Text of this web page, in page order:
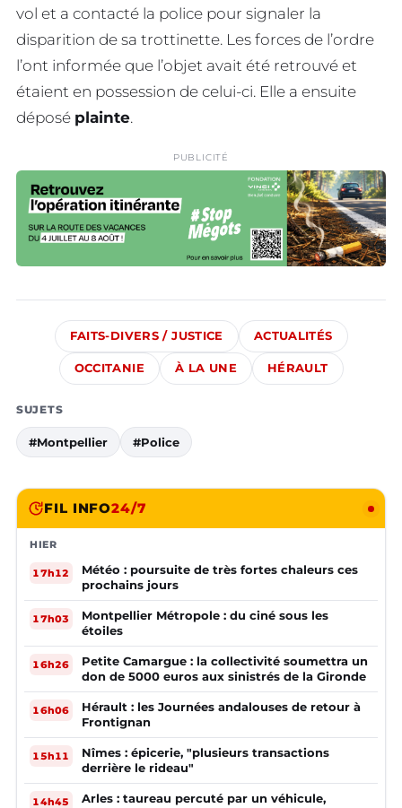
vol et a contacté la police pour signaler la
disparition de sa trottinette. Les forces de l’ordre
l’ont informée que l’objet avait été retrouvé et
étaient en possession de celui-ci. Elle a ensuite
déposé plainte.
PUBLICITÉ
FAITS-DIVERS / JUSTICE ACTUALITÉS
OCCITANIE À LA UNE HÉRAULT
SUJETS
#Montpellier #Police
FIL INFO24/7
HIER
17h12
Météo : poursuite de très fortes chaleurs ces
prochains jours
17h03
Montpellier Métropole : du ciné sous les
étoiles
16h26
Petite Camargue : la collectivité soumettra un
don de 5000 euros aux sinistrés de la Gironde
16h06
Hérault : les Journées andalouses de retour à
Frontignan
15h11
Nîmes : épicerie, "plusieurs transactions
derrière le rideau"
14h45
Arles : taureau percuté par un véhicule,